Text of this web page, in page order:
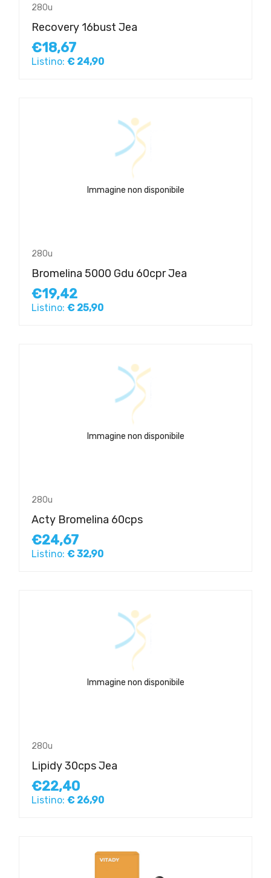
280u
Recovery 16bust Jea
€18,67
Listino: € 24,90
Immagine non disponibile
280u
Bromelina 5000 Gdu 60cpr Jea
€19,42
Listino: € 25,90
Immagine non disponibile
280u
Acty Bromelina 60cps
€24,67
Listino: € 32,90
Immagine non disponibile
280u
Lipidy 30cps Jea
€22,40
Listino: € 26,90